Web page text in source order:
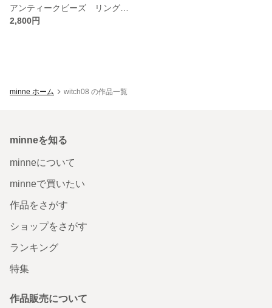
2,800円
minne ホーム witch08 の作品一覧
minneを知る
minneについて
minneで買いたい
作品をさがす
ショップをさがす
ランキング
特集
作品販売について